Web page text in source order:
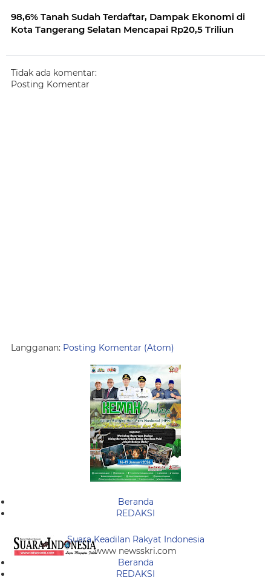
98,6% Tanah Sudah Terdaftar, Dampak Ekonomi di
Kota Tangerang Selatan Mencapai Rp20,5 Triliun
Tidak ada komentar:
Posting Komentar
Langganan: Posting Komentar (Atom)
Beranda
REDAKSI
Suara Keadilan Rakyat Indonesia
www newsskri.com
Beranda
REDAKSI